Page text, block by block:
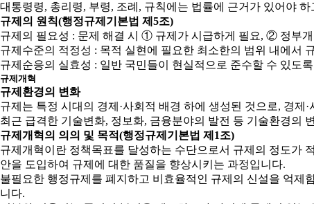
대통령령, 총리령, 부령, 조례, 규칙에는 법률에 근거가 있어야
규제의 원칙(행정규제기본법 제5조)
규제의 필요성 : 문제 해결 시 ① 규제가 시급하게 필요, ② 정부
규제수준의 적정성 : 목적 실현에 필요한 최소한의 범위 내에서
규제순응의 실효성 : 일반 국민들이 현실적으로 준수할 수 있도
규제개혁
규제환경의 변화
규제는 특정 시대의 경제·사회적 배경 하에 생성된 것으로, 경
최근 급격한 기술변화, 정보화, 금융분야의 발전 등 기술환경의
규제개혁의 의의 및 목적(행정규제기본법 제1조)
규제개혁이란 정책목표를 달성하는 수단으로서 규제의 정도가
안을 도입하여 규제에 대한 품질을 향상시키는 과정입니다.
불필요한 행정규제를 폐지하고 비효율적인 규제의 신설을 억제
니다.